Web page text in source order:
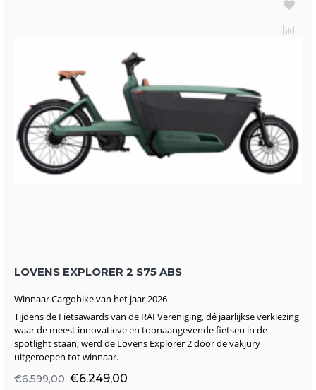
LOVENS EXPLORER 2 S75 ABS
Winnaar Cargobike van het jaar 2026
Tijdens de Fietsawards van de RAI Vereniging, dé jaarlijkse verkiezing
waar de meest innovatieve en toonaangevende fietsen in de
spotlight staan, werd de Lovens Explorer 2 door de vakjury
uitgeroepen tot winnaar.
€6.249,00
€6.599,00